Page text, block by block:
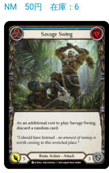
NM 50円 在庫：6